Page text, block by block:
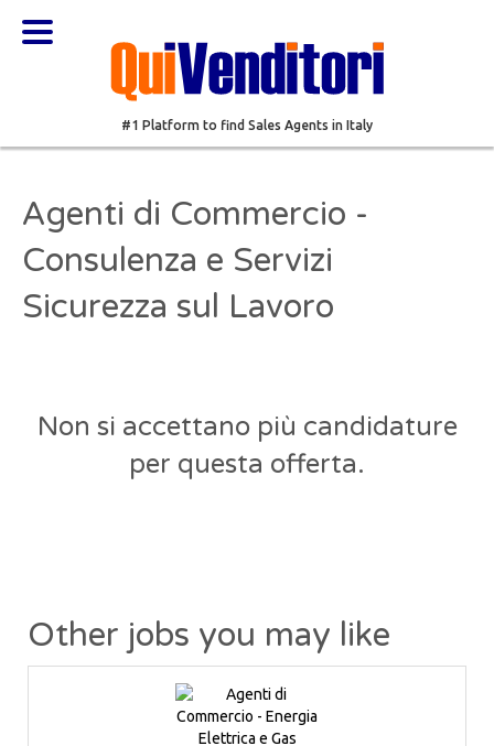
#1 Platform to find Sales Agents in Italy
Agenti di Commercio -
Consulenza e Servizi
Sicurezza sul Lavoro
Non si accettano più candidature
per questa offerta.
Other jobs you may like